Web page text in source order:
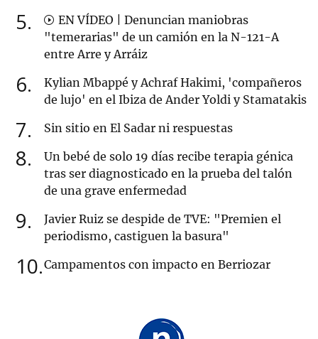
5
EN VÍDEO | Denuncian maniobras
"temerarias" de un camión en la N-121-A
entre Arre y Arráiz
6
Kylian Mbappé y Achraf Hakimi, 'compañeros
de lujo' en el Ibiza de Ander Yoldi y Stamatakis
7 Sin sitio en El Sadar ni respuestas
8
Un bebé de solo 19 días recibe terapia génica
tras ser diagnosticado en la prueba del talón
de una grave enfermedad
9
Javier Ruiz se despide de TVE: "Premien el
periodismo, castiguen la basura"
10 Campamentos con impacto en Berriozar